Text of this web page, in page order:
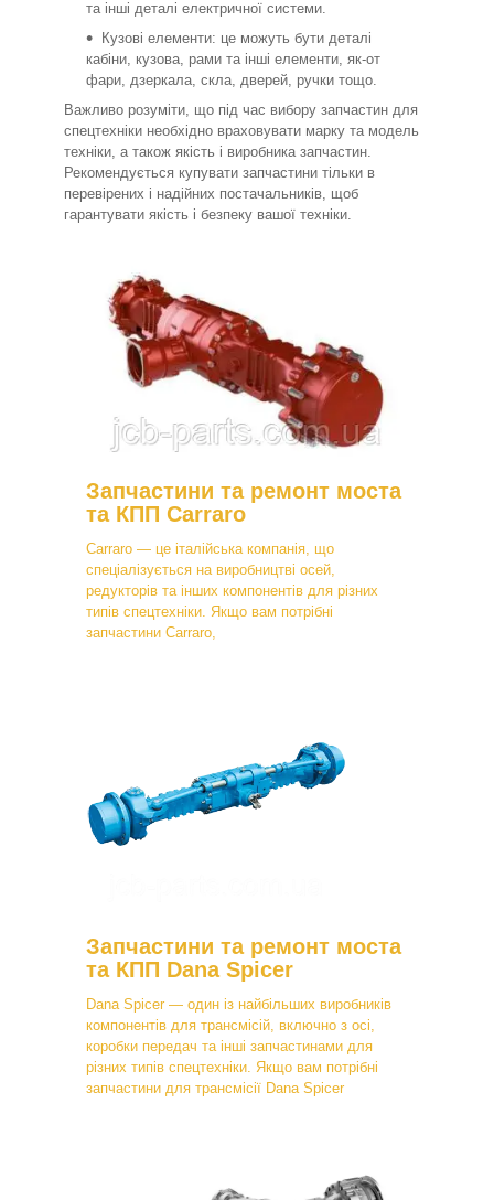
та інші деталі електричної системи.
Кузові елементи: це можуть бути деталі
кабіни, кузова, рами та інші елементи, як-от
фари, дзеркала, скла, дверей, ручки тощо.
Важливо розуміти, що під час вибору запчастин для
спецтехніки необхідно враховувати марку та модель
техніки, а також якість і виробника запчастин.
Рекомендується купувати запчастини тільки в
перевірених і надійних постачальників, щоб
гарантувати якість і безпеку вашої техніки.
Запчастини та ремонт моста
та КПП Carraro
Carraro — це італійська компанія, що
спеціалізується на виробництві осей,
редукторів та інших компонентів для різних
типів спецтехніки. Якщо вам потрібні
запчастини Carraro,
Запчастини та ремонт моста
та КПП Dana Spicer
Dana Spicer — один із найбільших виробників
компонентів для трансмісій, включно з осі,
коробки передач та інші запчастинами для
різних типів спецтехніки. Якщо вам потрібні
запчастини для трансмісії Dana Spicer